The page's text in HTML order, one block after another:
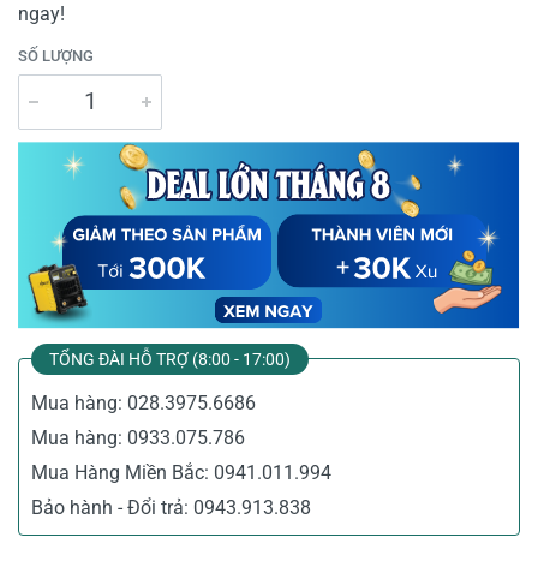
ngay!
SỐ LƯỢNG
TỔNG ĐÀI HỖ TRỢ (8:00 - 17:00)
Mua hàng: 028.3975.6686
Mua hàng: 0933.075.786
Mua Hàng Miền Bắc: 0941.011.994
Bảo hành - Đổi trả: 0943.913.838